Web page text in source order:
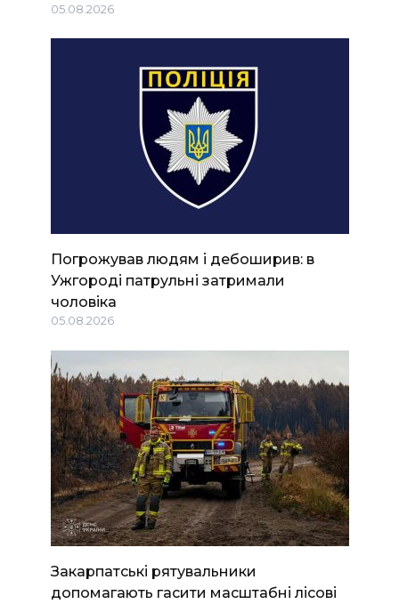
05.08.2026
Погрожував людям і дебоширив: в
Ужгороді патрульні затримали
чоловіка
05.08.2026
Закарпатські рятувальники
допомагають гасити масштабні лісові